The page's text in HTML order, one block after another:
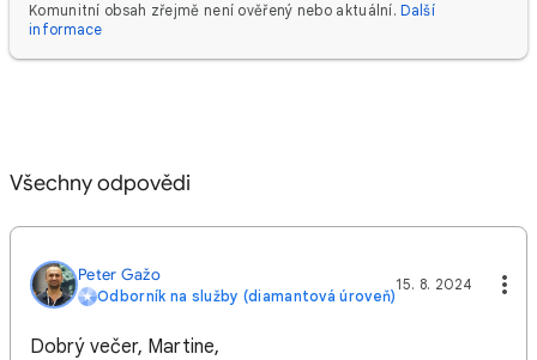
Komunitní obsah zřejmě není ověřený nebo aktuální. Další
informace
Všechny odpovědi
Peter Gažo
Odborník na služby (diamantová úroveň)
15. 8. 2024
Dobrý večer, Martine,